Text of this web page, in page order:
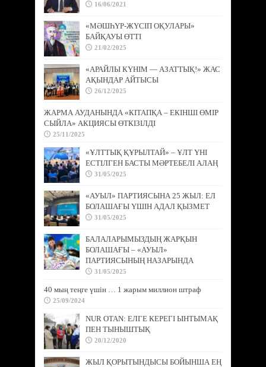
16/06/2021
«МӘШҺҮР-ЖҮСІП ОҚУЛАРЫ»
БАЙҚАУЫ ӨТТІ
21/02/2025
«АРАЙЛЫ КҮНІМ — АЗАТТЫҚ!» ЖАС
АҚЫНДАР АЙТЫСЫ
26/12/2025
ЖАРМА АУДАНЫНДА «КІТАПҚА – ЕКІНШІ ӨМІР
СЫЙЛА» АКЦИЯСЫ ӨТКІЗІЛДІ
25/11/2025
«ҰЛТТЫҚ ҚҰРЫЛТАЙ» – ҰЛТ ҮНІ
ЕСТІЛГЕН БАСТЫ МӘРТЕБЕЛІ АЛАҢ
31/05/2025
«АУЫЛ» ПАРТИЯСЫНА 25 ЖЫЛ: ЕЛ
БОЛАШАҒЫ ҮШІН АДАЛ ҚЫЗМЕТ
31/05/2025
БАЛАЛАРЫМЫЗДЫҢ ЖАРҚЫН
БОЛАШАҒЫ – «АУЫЛ»
ПАРТИЯСЫНЫҢ НАЗАРЫНДА
31/05/2025
40 мың теңге үшін … 1 жарым миллион штраф
25/09/2024
NUR OTAN: ЕЛГЕ КЕРЕГІ ЫНТЫМАҚ
ПЕН ТЫНЫШТЫҚ
20/12/2020
ЖЫЛ ҚОРЫТЫНДЫСЫ БОЙЫНША ЕҢ